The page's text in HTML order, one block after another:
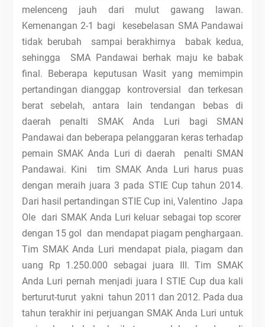
melenceng jauh dari mulut gawang lawan.
Kemenangan 2-1 bagi kesebelasan SMA Pandawai
tidak berubah sampai berakhirnya babak kedua,
sehingga SMA Pandawai berhak maju ke babak
final. Beberapa keputusan Wasit yang memimpin
pertandingan dianggap kontroversial dan terkesan
berat sebelah, antara lain tendangan bebas di
daerah penalti SMAK Anda Luri bagi SMAN
Pandawai dan beberapa pelanggaran keras terhadap
pemain SMAK Anda Luri di daerah penalti SMAN
Pandawai. Kini tim SMAK Anda Luri harus puas
dengan meraih juara 3 pada STIE Cup tahun 2014.
Dari hasil pertandingan STIE Cup ini, Valentino Japa
Ole dari SMAK Anda Luri keluar sebagai top scorer
dengan 15 gol dan mendapat piagam penghargaan.
Tim SMAK Anda Luri mendapat piala, piagam dan
uang Rp 1.250.000 sebagai juara III. Tim SMAK
Anda Luri pernah menjadi juara I STIE Cup dua kali
berturut-turut yakni tahun 2011 dan 2012. Pada dua
tahun terakhir ini perjuangan SMAK Anda Luri untuk